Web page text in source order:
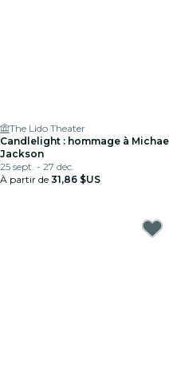
The Lido Theater
Candlelight : hommage à Michael
Jackson
25 sept. - 27 déc.
À partir de 31,86 $US